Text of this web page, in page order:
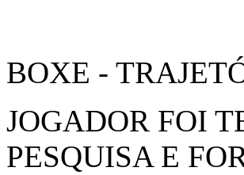
BOXE -
JOGADOR FOI
PESQUISA E